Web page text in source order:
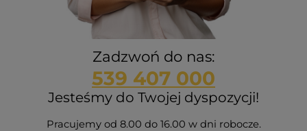
Zadzwoń do nas:
539 407 000
Jesteśmy do Twojej dyspozycji!
Pracujemy od 8.00 do 16.00 w dni robocze.